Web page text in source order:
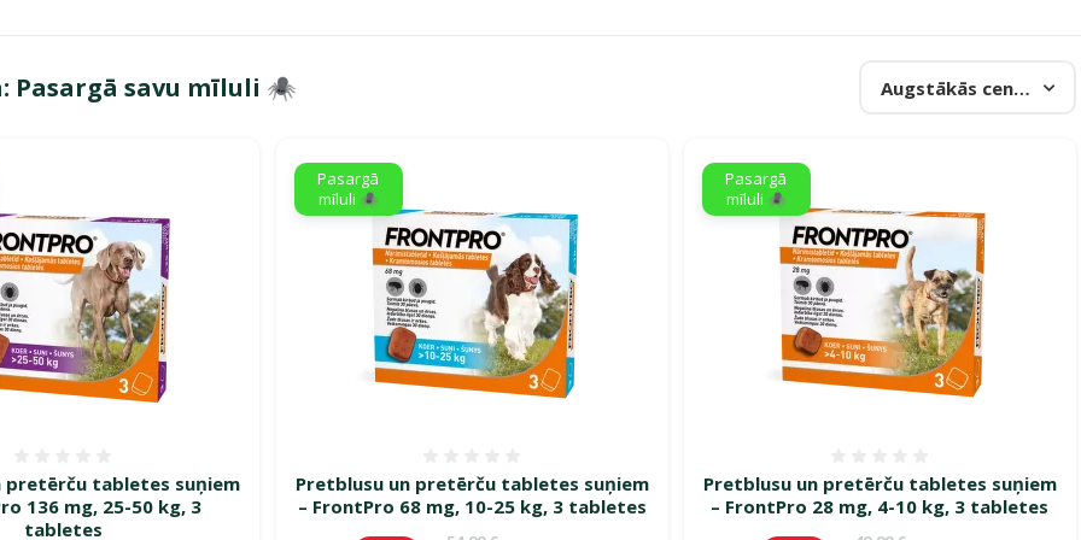
Pasargā savu mīluli 🕷️ Augstākās cenas
pretērču tabletes suņiem
136 mg, 25-50 kg, 3
tabletes
Pretblusu un pretērču tabletes suņiem
– FrontPro 68 mg, 10-25 kg, 3 tabletes
Pasargā
mīluli 🕷️
Pretblusu un pretērču tabletes suņiem
– FrontPro 28 mg, 4-10 kg, 3 tabletes
Pasargā
mīluli 🕷️